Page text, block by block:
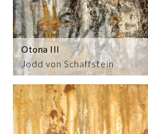
Jodd von Schaffstein
Otona III